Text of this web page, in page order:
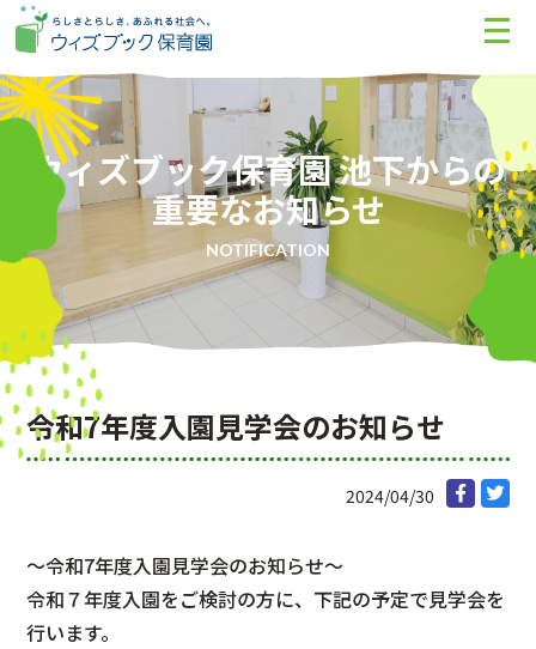
ウィズブック保育園 池下からの
重要なお知らせ
NOTIFICATION
令和7年度入園見学会のお知らせ
2024/04/30
〜令和7年度入園見学会のお知らせ〜
令和７年度入園をご検討の方に、下記の予定で見学会を
行います。